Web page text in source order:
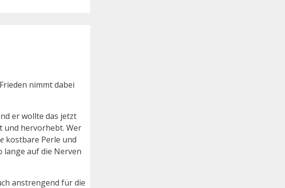
nimmt dabei
er wollte das jetzt
und hervorhebt. Wer
kostbare Perle und
lange auf die Nerven
anstrengend für die